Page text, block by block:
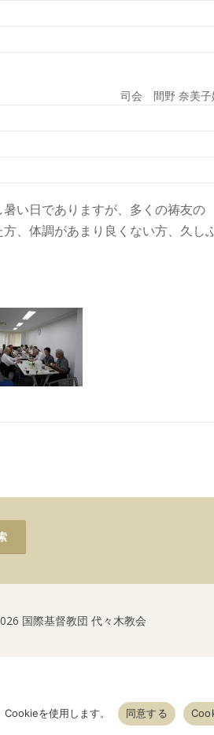
司会 間野 奈美子
い日でありますが、多くの祷友の
、体調があまり良くない方、久し
国際基督教団 代々木教会
を使用します。 同意する